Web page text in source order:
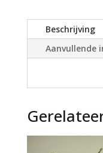
t
i
Beschrijving
Aanvullende